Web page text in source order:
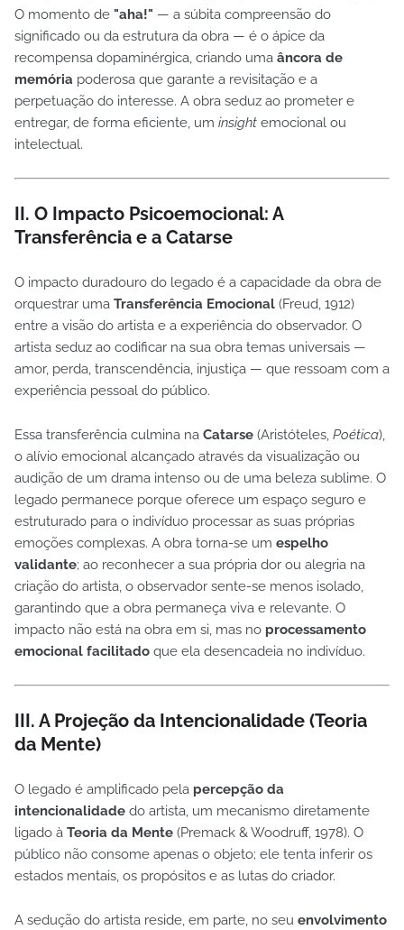
O momento de "aha!" — a súbita compreensão do
significado ou da estrutura da obra — é o ápice da
recompensa dopaminérgica, criando uma âncora de
memória poderosa que garante a revisitação e a
perpetuação do interesse. A obra seduz ao prometer e
entregar, de forma eficiente, um insight emocional ou
intelectual.
II. O Impacto Psicoemocional: A
Transferência e a Catarse
O impacto duradouro do legado é a capacidade da obra de
orquestrar uma Transferência Emocional (Freud, 1912)
entre a visão do artista e a experiência do observador. O
artista seduz ao codificar na sua obra temas universais —
amor, perda, transcendência, injustiça — que ressoam com a
experiência pessoal do público.
Essa transferência culmina na Catarse (Aristóteles, Poética),
o alívio emocional alcançado através da visualização ou
audição de um drama intenso ou de uma beleza sublime. O
legado permanece porque oferece um espaço seguro e
estruturado para o indivíduo processar as suas próprias
emoções complexas. A obra torna-se um espelho
validante; ao reconhecer a sua própria dor ou alegria na
criação do artista, o observador sente-se menos isolado,
garantindo que a obra permaneça viva e relevante. O
impacto não está na obra em si, mas no processamento
emocional facilitado que ela desencadeia no indivíduo.
III. A Projeção da Intencionalidade (Teoria
da Mente)
O legado é amplificado pela percepção da
intencionalidade do artista, um mecanismo diretamente
ligado à Teoria da Mente (Premack & Woodruff, 1978). O
público não consome apenas o objeto; ele tenta inferir os
estados mentais, os propósitos e as lutas do criador.
A sedução do artista reside, em parte, no seu envolvimento